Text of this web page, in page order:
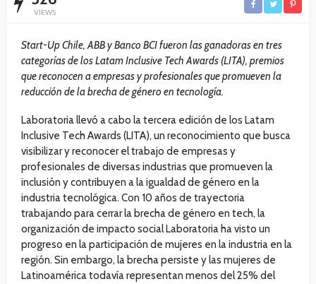
VIEWS
Start-Up Chile, ABB y Banco BCI fueron las ganadoras en tres
categorías de los Latam Inclusive Tech Awards (LITA), premios
que reconocen a empresas y profesionales que promueven la
reducción de la brecha de género en tecnología.
Laboratoria llevó a cabo la tercera edición de los Latam
Inclusive Tech Awards (LITA), un reconocimiento que busca
visibilizar y reconocer el trabajo de empresas y
profesionales de diversas industrias que promueven la
inclusión y contribuyen a la igualdad de género en la
industria tecnológica. Con 10 años de trayectoria
trabajando para cerrar la brecha de género en tech, la
organización de impacto social Laboratoria ha visto un
progreso en la participación de mujeres en la industria en la
región. Sin embargo, la brecha persiste y las mujeres de
Latinoamérica todavía representan menos del 25% del